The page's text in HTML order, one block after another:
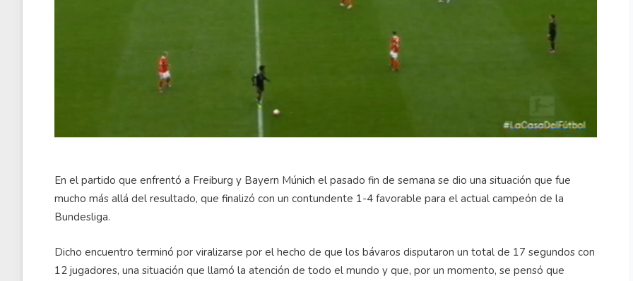
En el partido que enfrentó a Freiburg y Bayern Múnich el pasado fin de semana se dio una situación que fue
mucho más allá del resultado, que finalizó con un contundente 1-4 favorable para el actual campeón de la
Bundesliga.
Dicho encuentro terminó por viralizarse por el hecho de que los bávaros disputaron un total de 17 segundos con
12 jugadores, una situación que llamó la atención de todo el mundo y que, por un momento, se pensó que